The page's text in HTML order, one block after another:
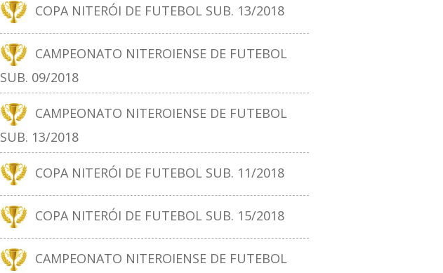
COPA NITERÓI DE FUTEBOL SUB. 13/2018
CAMPEONATO NITEROIENSE DE FUTEBOL
SUB. 09/2018
CAMPEONATO NITEROIENSE DE FUTEBOL
SUB. 13/2018
COPA NITERÓI DE FUTEBOL SUB. 11/2018
COPA NITERÓI DE FUTEBOL SUB. 15/2018
CAMPEONATO NITEROIENSE DE FUTEBOL